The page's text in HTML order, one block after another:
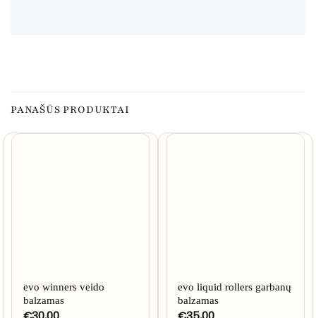
PANAŠŪS PRODUKTAI
evo winners veido
balzamas
evo liquid rollers garbanų
balzamas